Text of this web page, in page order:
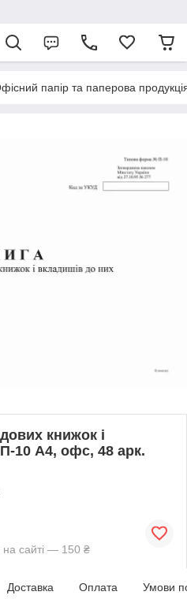
папір та паперова
книжок і
10 А4, офс, 48 арк.
на сайті — 150 ₴
Доставка Оплата Умови